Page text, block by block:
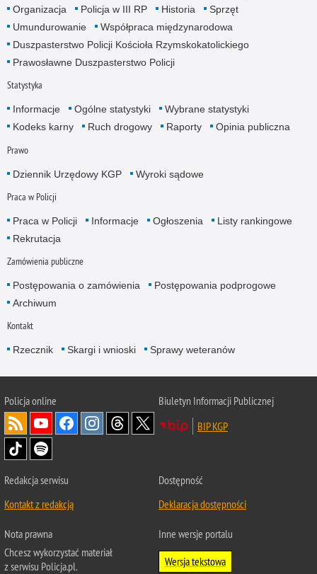
Organizacja
Policja w III RP Historia
Sprzęt
Umundurowanie
Współpraca międzynarodowa
Duszpasterstwo Policji Kościoła Rzymskokatolickiego
Prawosławne Duszpasterstwo Policji
Statystyka
Informacje Ogólne statystyki
Wybrane statystyki
Kodeks karny
Ruch drogowy Raporty Opinia publiczna
Prawo
Dziennik Urzędowy KGP Wyroki sądowe
Praca w Policji
Praca w Policji Informacje Ogłoszenia
Listy rankingowe
Rekrutacja
Zamówienia publiczne
Postępowania o zamówienia
Postępowania podprogowe
Archiwum
Kontakt
Rzecznik Skargi i wnioski Sprawy weteranów
Policjaonline
Biuletyn Informacji Publicznej
BIP KGP
Redakcja serwisu
Kontakt z redakcją
Dostępność
Deklaracja dostępności
Nota prawna
Chcesz wykorzystać materiał
z serwisu Policja.pl.
Inne wersje portalu
Wersja tekstowa